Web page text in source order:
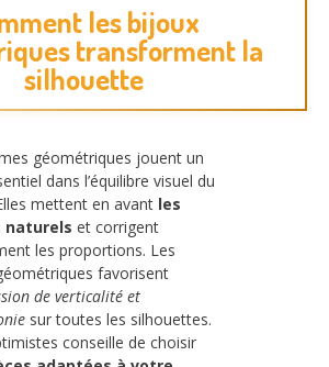
les bijoux
transforment la
silhouette
géométriques jouent un
dans l’équilibre visuel du
mettent en avant les
naturels et corrigent
les proportions. Les
favorisent
de verticalité et
sur toutes les silhouettes.
conseille de choisir